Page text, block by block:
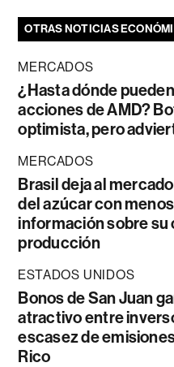
OTRAS NOTICIAS
MERCADOS
¿Hasta dónde
acciones de AMD?
optimista, pero
MERCADOS
Brasil deja al
del azúcar con menos
información sobre su
producción
ESTADOS UNIDOS
Bonos de San Juan
atractivo entre
escasez de
Rico